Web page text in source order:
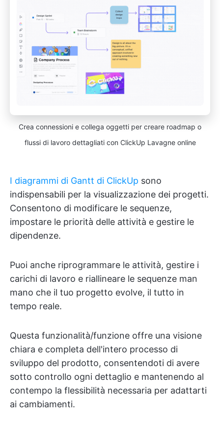
Crea connessioni e collega oggetti per creare roadmap o
flussi di lavoro dettagliati con ClickUp Lavagne online
I diagrammi di Gantt di ClickUp sono
indispensabili per la visualizzazione dei progetti.
Consentono di modificare le sequenze,
impostare le priorità delle attività e gestire le
dipendenze.
Puoi anche riprogrammare le attività, gestire i
carichi di lavoro e riallineare le sequenze man
mano che il tuo progetto evolve, il tutto in
tempo reale.
Questa funzionalità/funzione offre una visione
chiara e completa dell'intero processo di
sviluppo del prodotto, consentendoti di avere
sotto controllo ogni dettaglio e mantenendo al
contempo la flessibilità necessaria per adattarti
ai cambiamenti.